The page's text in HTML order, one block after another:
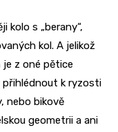
kolo s „berany“,
kol. A jelikož
z oné pětice
přihlédnout k ryzosti
nebo bikově
geometrii a ani